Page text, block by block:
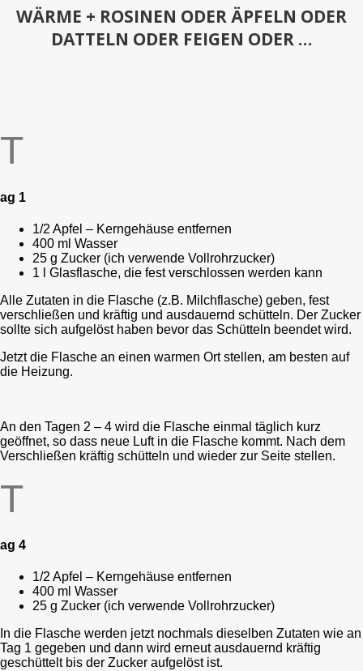
WÄRME + ROSINEN ODER ÄPFELN ODER
DATTELN ODER FEIGEN ODER …
T
ag 1
1/2 Apfel – Kerngehäuse entfernen
400 ml Wasser
25 g Zucker (ich verwende Vollrohrzucker)
1 l Glasflasche, die fest verschlossen werden kann
Alle Zutaten in die Flasche (z.B. Milchflasche) geben, fest
verschließen und kräftig und ausdauernd schütteln. Der Zucker
sollte sich aufgelöst haben bevor das Schütteln beendet wird.
Jetzt die Flasche an einen warmen Ort stellen, am besten auf
die Heizung.
An den Tagen 2 – 4 wird die Flasche einmal täglich kurz
geöffnet, so dass neue Luft in die Flasche kommt. Nach dem
Verschließen kräftig schütteln und wieder zur Seite stellen.
T
ag 4
1/2 Apfel – Kerngehäuse entfernen
400 ml Wasser
25 g Zucker (ich verwende Vollrohrzucker)
In die Flasche werden jetzt nochmals dieselben Zutaten wie an
Tag 1 gegeben und dann wird erneut ausdauernd kräftig
geschüttelt bis der Zucker aufgelöst ist.